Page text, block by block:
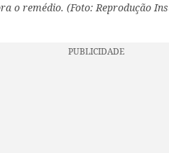
o remédio. (Foto: Reprodução